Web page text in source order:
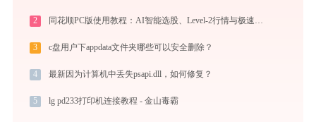
2 同花顺PC版使用教程：AI智能选股、Level-2行情与极速交易一站式炒股指南
3 c盘用户下appdata文件夹哪些可以安全删除？
4 最新因为计算机中丢失psapi.dll，如何修复？
5 lg pd233打印机连接教程 - 金山毒霸